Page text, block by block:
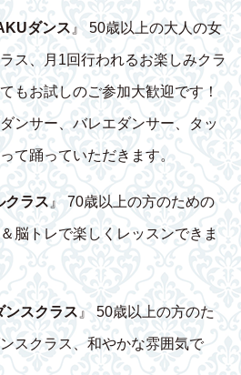
ダンス 』 50歳以上の大人の女
ス、月1回行われるお楽しみクラ
もお試しのご参加大歓迎です！
ンサー、バレエダンサー、タッ
て踊っていただきます。
クラス 』 70歳以上の方のための
脳トレで楽しくレッスンできま
ンスクラス』 50歳以上の方のた
スクラス、和やかな雰囲気で